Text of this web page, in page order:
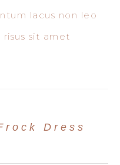
lacus non leo
risus sit amet
Dress